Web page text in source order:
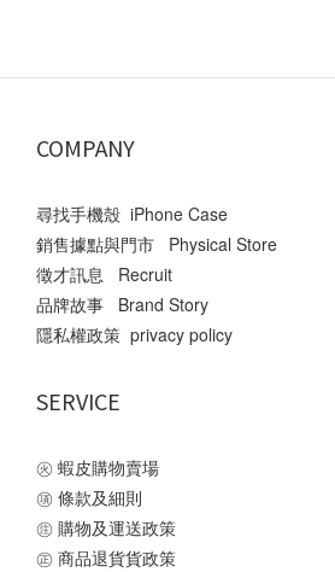
COMPANY
尋找手機殼 iPhone Case
銷售據點與門市 Physical Store
徵才訊息 Recruit
品牌故事 Brand Story
隱私權政策 privacy policy
SERVICE
㊋ 蝦皮購物賣場
㊠ 條款及細則
㊟ 購物及運送政策
㊣ 商品退貨貨政策